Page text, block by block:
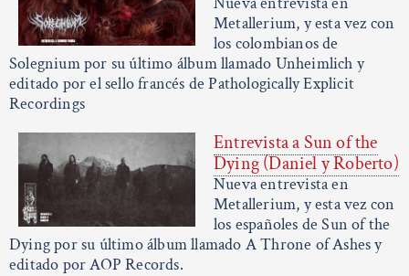
Metallerium, y esta vez con
los colombianos de
Solegnium por su último álbum llamado Unheimlich y
editado por el sello francés de Pathologically Explicit
Recordings
Entrevista a Sun of the
Dying (Daniel y Roberto)
Nueva entrevista en
Metallerium, y esta vez con
los españoles de Sun of the
Dying por su último álbum llamado A Throne of Ashes y
editado por AOP Records.